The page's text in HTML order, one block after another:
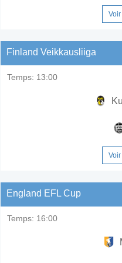
Finland Veikkausliiga
Temps: 13:00
England EFL Cup
Temps: 16:00